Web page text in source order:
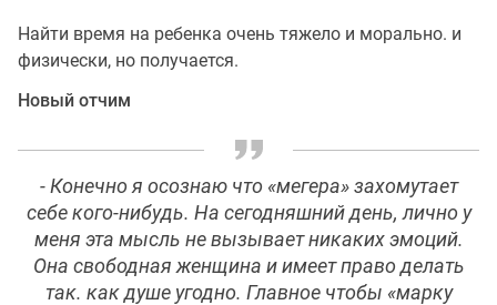
Найти время на ребенка очень тяжело и морально. и
физически, но получается.
Новый отчим
- Конечно я осознаю что «мегера» захомутает
себе кого-нибудь. На сегодняшний день, лично у
меня эта мысль не вызывает никаких эмоций.
Она свободная женщина и имеет право делать
так. как душе угодно. Главное чтобы «марку